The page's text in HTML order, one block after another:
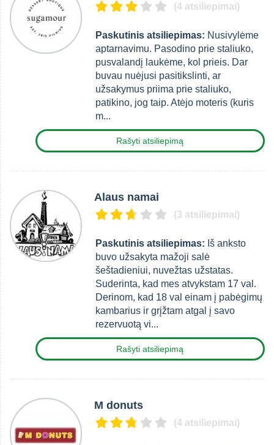
(4 atsiliepimai)
Paskutinis atsiliepimas: Nusivylėme
aptarnavimu. Pasodino prie staliuko,
pusvalandį laukėme, kol prieis. Dar
buvau nuėjusi pasitikslinti, ar
užsakymus priima prie staliuko,
patikino, jog taip. Atėjo moteris (kuris
m...
Rašyti atsiliepimą
Alaus namai
(3 atsiliepimai)
Paskutinis atsiliepimas: Iš anksto
buvo užsakyta mažoji salė
šeštadieniui, nuvežtas užstatas.
Suderinta, kad mes atvykstam 17 val.
Derinom, kad 18 val einam į pabėgimų
kambarius ir grįžtam atgal į savo
rezervuotą vi...
Rašyti atsiliepimą
M donuts
(4 atsiliepimai)